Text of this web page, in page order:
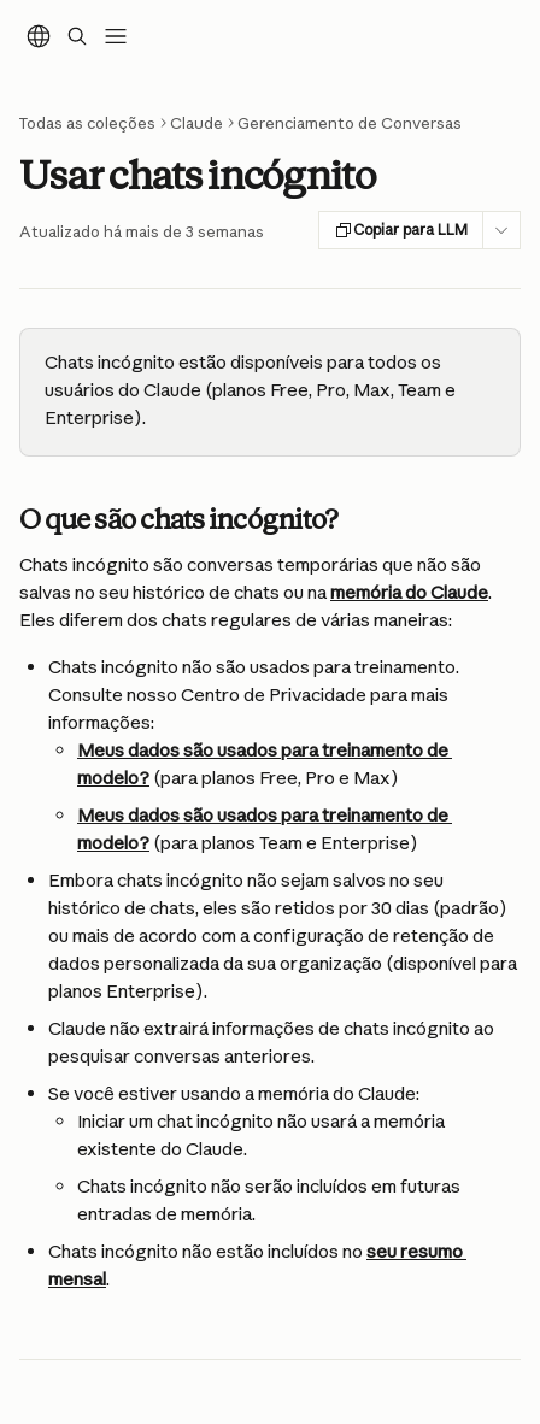
Todas as coleções Claude Gerenciamento de Conversas
Usar chats incógnito
Atualizado há mais de 3 semanas Copiar para LLM
Chats incógnito estão disponíveis para todos os
usuários do Claude (planos Free, Pro, Max, Team e
Enterprise).
O que são chats incógnito?
Chats incógnito são conversas temporárias que não são
salvas no seu histórico de chats ou na memória do Claude.
Eles diferem dos chats regulares de várias maneiras:
Chats incógnito não são usados para treinamento.
Consulte nosso Centro de Privacidade para mais
informações:
Meus dados são usados para treinamento de
modelo? (para planos Free, Pro e Max)
Meus dados são usados para treinamento de
modelo? (para planos Team e Enterprise)
Embora chats incógnito não sejam salvos no seu
histórico de chats, eles são retidos por 30 dias (padrão)
ou mais de acordo com a configuração de retenção de
dados personalizada da sua organização (disponível para
planos Enterprise).
Claude não extrairá informações de chats incógnito ao
pesquisar conversas anteriores.
Se você estiver usando a memória do Claude:
Iniciar um chat incógnito não usará a memória
existente do Claude.
Chats incógnito não serão incluídos em futuras
entradas de memória.
Chats incógnito não estão incluídos no seu resumo
mensal.